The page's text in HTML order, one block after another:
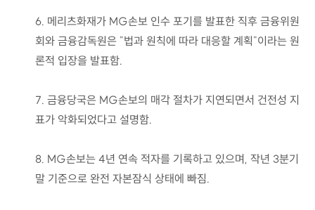
6. 메리츠화재가 MG손보 인수 포기를 발표한 직후 금융위원
회와 금융감독원은 "법과 원칙에 따라 대응할 계획"이라는 원
론적 입장을 발표함.
7. 금융당국은 MG손보의 매각 절차가 지연되면서 건전성 지
표가 악화되었다고 설명함.
8. MG손보는 4년 연속 적자를 기록하고 있으며, 작년 3분기
말 기준으로 완전 자본잠식 상태에 빠짐.